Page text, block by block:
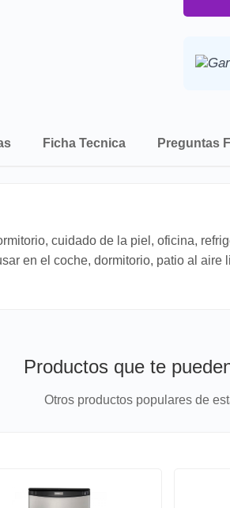
Ficha Tecnica Preguntas
cuidado de la piel, oficina,
en el coche, dormitorio, patio al aire
Productos que te
Otros productos populares de